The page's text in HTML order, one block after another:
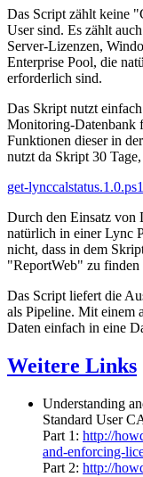
Das Script zählt keine
User sind. Es zählt
Server-Lizenzen,
Enterprise Pool, die
erforderlich sind.
Das Skript nutzt
Monitoring-Datenbank
Funktionen dieser in
nutzt da Skript 30
get-lynccalstatus.1.0.ps1
Durch den Einsatz von
natürlich in einer Lync
nicht, dass in dem
"ReportWeb" zu finden
Das Script liefert die
als Pipeline. Mit einem
Daten einfach in eine
Weitere Links
Understanding
Standard User
Part 1: http://
and-enforcing-
Part 2: http://